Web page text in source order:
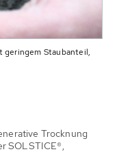
geringem Staubanteil,
Trocknung
SOLSTICE®,